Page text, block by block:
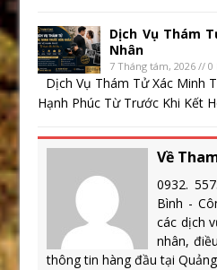
Dịch Vụ Thám
Nhân
7 Tháng tám, 2026 //
Dịch Vụ Thám Tử Xác Minh
Hạnh Phúc Từ Trước Khi Kết
Về
0932.
Bình -
các dịch
nhân,
thông tin hàng đầu tại